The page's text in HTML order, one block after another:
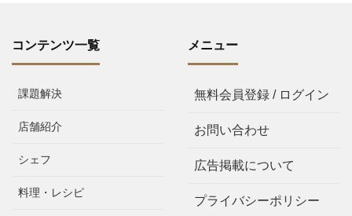
コンテンツ一覧
課題解決
店舗紹介
シェフ
料理・レシピ
メニュー
無料会員登録 / ログイン
お問い合わせ
広告掲載について
プライバシーポリシー